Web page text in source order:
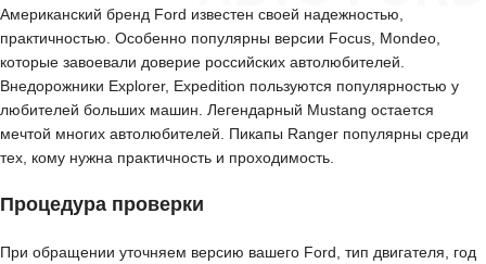
Американский бренд Ford известен своей надежностью,
практичностью. Особенно популярны версии Focus, Mondeo,
которые завоевали доверие российских автолюбителей.
Внедорожники Explorer, Expedition пользуются популярностью у
любителей больших машин. Легендарный Mustang остается
мечтой многих автолюбителей. Пикапы Ranger популярны среди
тех, кому нужна практичность и проходимость.
Процедура проверки
При обращении уточняем версию вашего Ford, тип двигателя, год